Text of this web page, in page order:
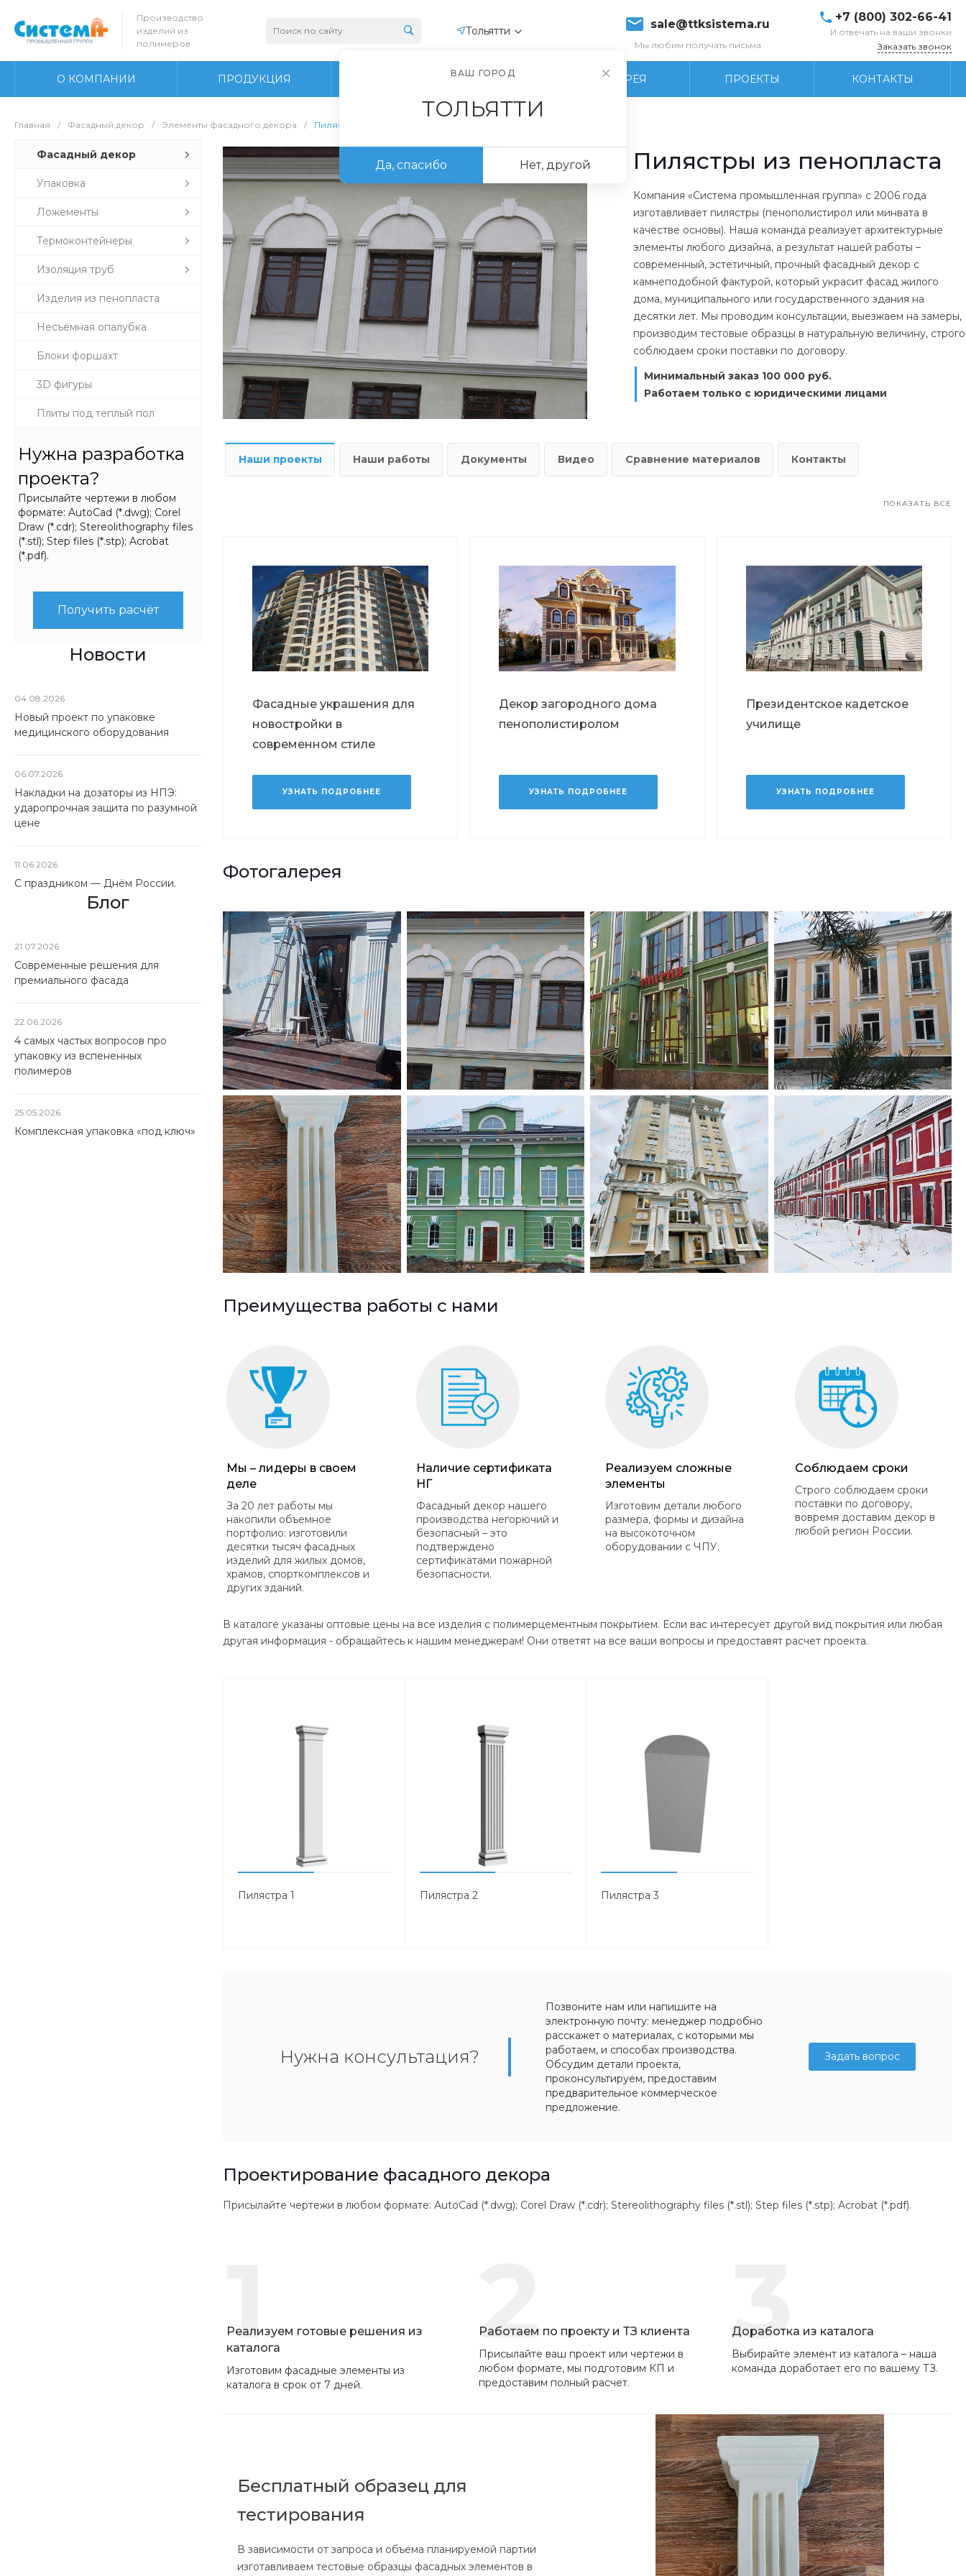
Производство
изделий из
полимеров
Тольятти sale@ttksistema.ru
Мы любим получать письма
+7 (800) 302-66-41
И отвечать на ваши звонки
Заказать звонок
О КОМПАНИИ ПРОДУКЦИЯ ПРОИЗВОДСТВО ФОТОГАЛЕРЕЯ ПРОЕКТЫ КОНТАКТЫ
Главная / Фасадный декор / Элементы фасадного декора / Пилястры из пенопласта
Фасадный декор
Упаковка
Ложементы
Термоконтейнеры
Изоляция труб
Изделия из пенопласта
Несъёмная опалубка
Блоки форшахт
3D фигуры
Плиты под теплый пол
Нужна разработка
проекта?
Присылайте чертежи в любом
формате: AutoCad (*.dwg); Corel
Draw (*.cdr); Stereolithography files
(*.stl); Step files (*.stp); Acrobat
(*.pdf).
Получить расчёт
Новости
04.08.2026
Новый проект по упаковке
медицинского оборудования
06.07.2026
Накладки на дозаторы из НПЭ:
ударопрочная защита по разумной
цене
11.06.2026
С праздником — Днём России.
Блог
21.07.2026
Современные решения для
премиального фасада
22.06.2026
4 самых частых вопросов про
упаковку из вспененных
полимеров
25.05.2026
Комплексная упаковка «под ключ»
Пилястры из пенопласта
Компания «Система промышленная группа» с 2006 года
изготавливает пилястры (пенополистирол или минвата в
качестве основы). Наша команда реализует архитектурные
элементы любого дизайна, а результат нашей работы –
современный, эстетичный, прочный фасадный декор с
камнеподобной фактурой, который украсит фасад жилого
дома, муниципального или государственного здания на
десятки лет. Мы проводим консультации, выезжаем на замеры,
производим тестовые образцы в натуральную величину, строго
соблюдаем сроки поставки по договору.
Минимальный заказ 100 000 руб.
Работаем только с юридическими лицами
Наши проекты Наши работы Документы Видео Сравнение материалов Контакты
ПОКАЗАТЬ ВСЕ
Фасадные украшения для
новостройки в
современном стиле
УЗНАТЬ ПОДРОБНЕЕ
Декор загородного дома
пенополистиролом
УЗНАТЬ ПОДРОБНЕЕ
Президентское кадетское
училище
УЗНАТЬ ПОДРОБНЕЕ
Фотогалерея
Преимущества работы с нами
Мы – лидеры в своем
деле
За 20 лет работы мы
накопили объемное
портфолио: изготовили
десятки тысяч фасадных
изделий для жилых домов,
храмов, спорткомплексов и
других зданий.
Наличие сертификата
НГ
Фасадный декор нашего
производства негорючий и
безопасный – это
подтверждено
сертификатами пожарной
безопасности.
Реализуем сложные
элементы
Изготовим детали любого
размера, формы и дизайна
на высокоточном
оборудовании с ЧПУ.
Соблюдаем сроки
Строго соблюдаем сроки
поставки по договору,
вовремя доставим декор в
любой регион России.
В каталоге указаны оптовые цены на все изделия с полимерцементным покрытием. Если вас интересует другой вид покрытия или любая
другая информация - обращайтесь к нашим менеджерам! Они ответят на все ваши вопросы и предоставят расчет проекта.
Пилястра 1 Пилястра 2 Пилястра 3
Нужна консультация?
Позвоните нам или напишите на
электронную почту: менеджер подробно
расскажет о материалах, с которыми мы
работаем, и способах производства.
Обсудим детали проекта,
проконсультируем, предоставим
предварительное коммерческое
предложение.
Задать вопрос
Проектирование фасадного декора
Присылайте чертежи в любом формате: AutoCad (*.dwg); Corel Draw (*.cdr); Stereolithography files (*.stl); Step files (*.stp); Acrobat (*.pdf).
1
Реализуем готовые решения из
каталога
Изготовим фасадные элементы из
каталога в срок от 7 дней.
2
Работаем по проекту и ТЗ клиента
Присылайте ваш проект или чертежи в
любом формате, мы подготовим КП и
предоставим полный расчет.
3
Доработка из каталога
Выбирайте элемент из каталога – наша
команда доработает его по вашему ТЗ.
Бесплатный образец для
тестирования
В зависимости от запроса и объема планируемой партии
изготавливаем тестовые образцы фасадных элементов в
ВАШ ГОРОД
ТОЛЬЯТТИ
Да, спасибо Нет, другой